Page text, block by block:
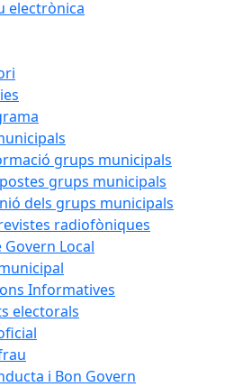
electrònica
grups municipals
grups municipals
dels grups municipals
radiofòniques
Govern Local
Informatives
electorals
i Bon Govern